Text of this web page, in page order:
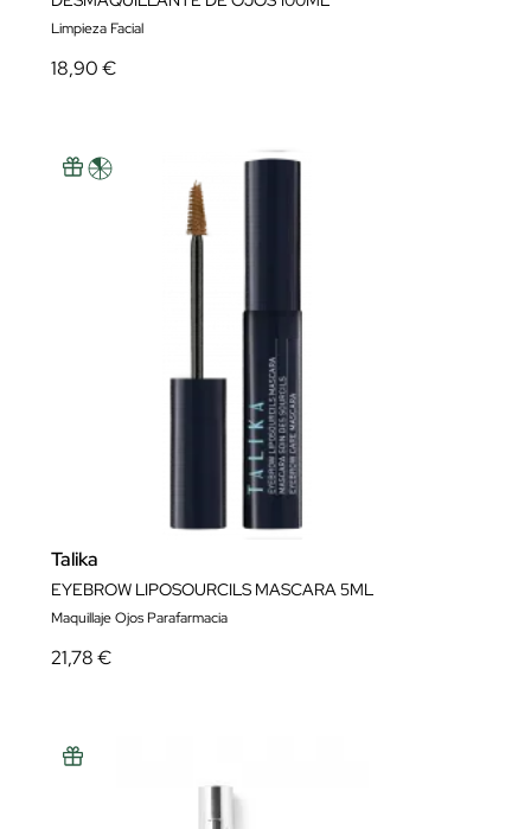
Limpieza Facial
18,90 €
Talika
EYEBROW LIPOSOURCILS MASCARA 5ML
Maquillaje Ojos Parafarmacia
21,78 €